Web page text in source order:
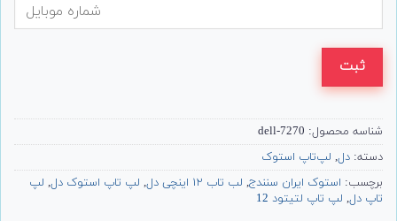
ثبت
شناسه محصول: dell-7270
دسته: دل, لپ‌تاپ استوک
برچسب: استوک ایران سنندج, لب تاب ۱۲ اینچی دل , لپ تاپ استوک دل, لپ
تاپ دل, لپ تاپ لتیتود 12